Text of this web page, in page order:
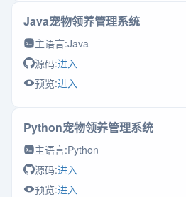
Java宠物领养管理系统
主语言:Java
源码:进入
预览:进入
Python宠物领养管理系统
主语言:Python
源码:进入
预览:进入